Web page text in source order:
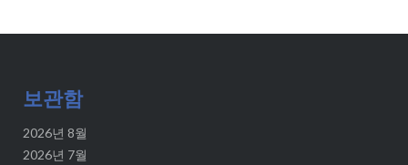
보관함
2026년 8월
2026년 7월